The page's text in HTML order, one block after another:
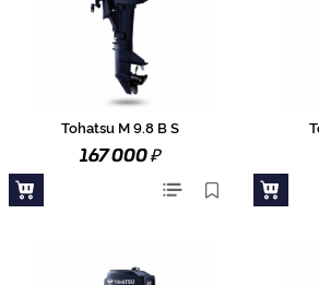
Tohatsu M 9.8 B S
167 000₽